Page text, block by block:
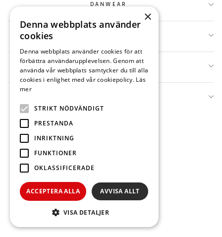
DANWEAR
WEBSHOP
×
Denna webbplats använder
cookies
Denna webbplats använder cookies för att
förbättra användarupplevelsen. Genom att
använda vår webbplats samtycker du till alla
cookies i enlighet med vår cookiepolicy. Läs
mer
STRIKT NÖDVÄNDIGT
PRESTANDA
INRIKTNING
FUNKTIONER
OKLASSIFICERADE
ACCEPTERA ALLA AVVISA ALLT
VISA DETALJER